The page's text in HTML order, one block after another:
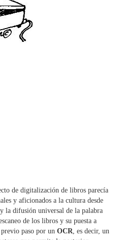
de digitalización de libros parecía
y aficionados a la cultura desde
y la difusión universal de la palabra
de los libros y su puesta a
paso por un OCR, es decir, un